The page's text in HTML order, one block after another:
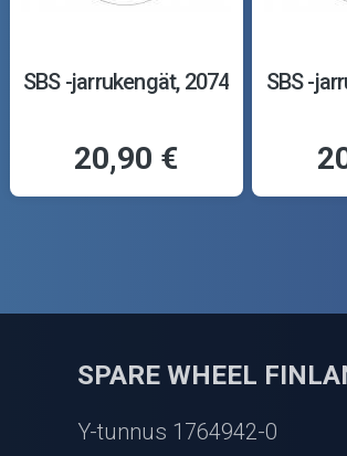
SBS -jarrukengät, 2074
20,90 €
SBS -
SPARE WHEEL
Y-tunnus 1764942-0